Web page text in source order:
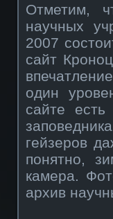
Отметим,
научных
2007
сайт
один
сайте
гейзеров
понятно,
камера.
архив